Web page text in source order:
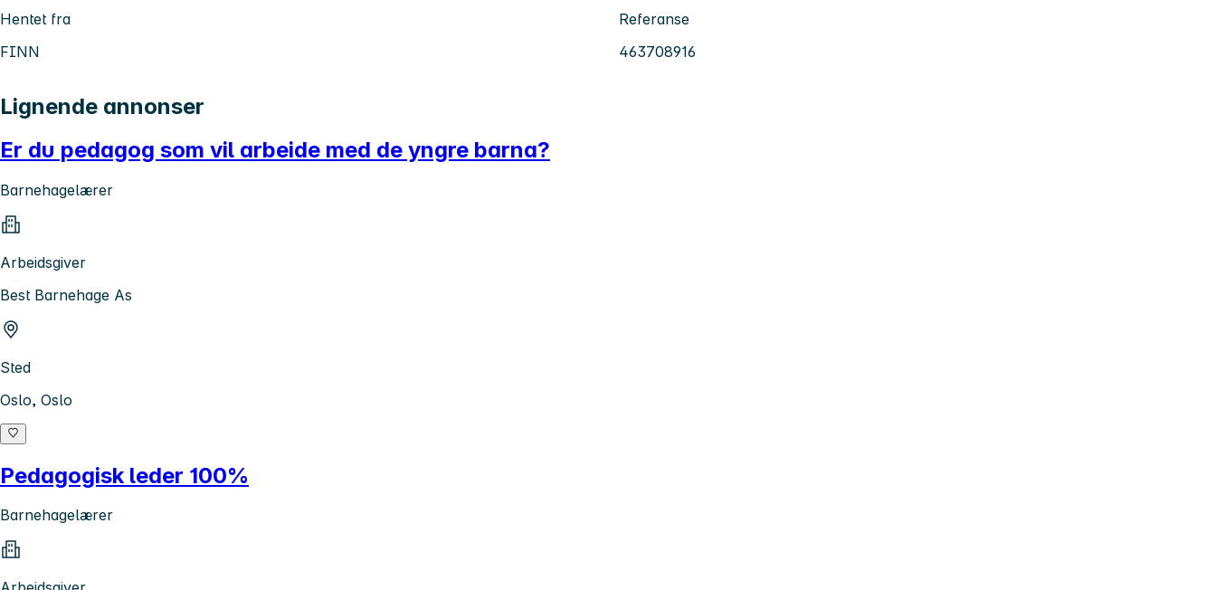
Hentet fra
FINN
Referanse
463708916
Lignende annonser
Er du pedagog som vil arbeide med de yngre barna?
Barnehagelærer
Arbeidsgiver
Best Barnehage As
Sted
Oslo, Oslo
Pedagogisk leder 100%
Barnehagelærer